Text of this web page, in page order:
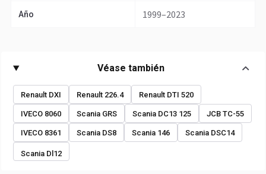
Año 1999–2023
Véase también
Renault DXI Renault 226.4 Renault DTI 520
IVECO 8060 Scania GRS Scania DC13 125 JCB TC-55
IVECO 8361 Scania DS8 Scania 146 Scania DSC14
Scania Dl12